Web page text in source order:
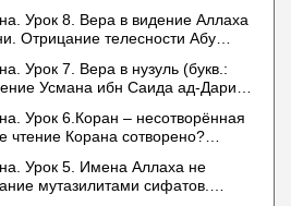
Урок 8. Вера в видение Аллаха
Отрицание телесности Абу
ад-Дарими. Иман – это слова,
Урок 7. Вера в нузуль (букв.:
Усмана ибн Саида ад-Дарими
движением?
Урок 6.Коран – несотворённая
чтение Корана сотворено?
Урок 5. Имена Аллаха не
мутазилитами сифатов.